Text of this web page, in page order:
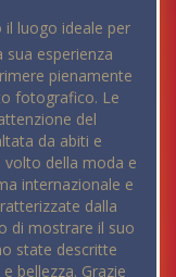
luogo ideale per
sua esperienza
pienamente
fotografico. Le
del
da abiti e
volto della moda e
internazionale e
dalla
di mostrare il suo
state descritte
bellezza. Grazie